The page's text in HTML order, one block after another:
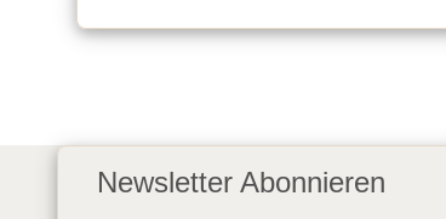
Newsletter Abonnieren